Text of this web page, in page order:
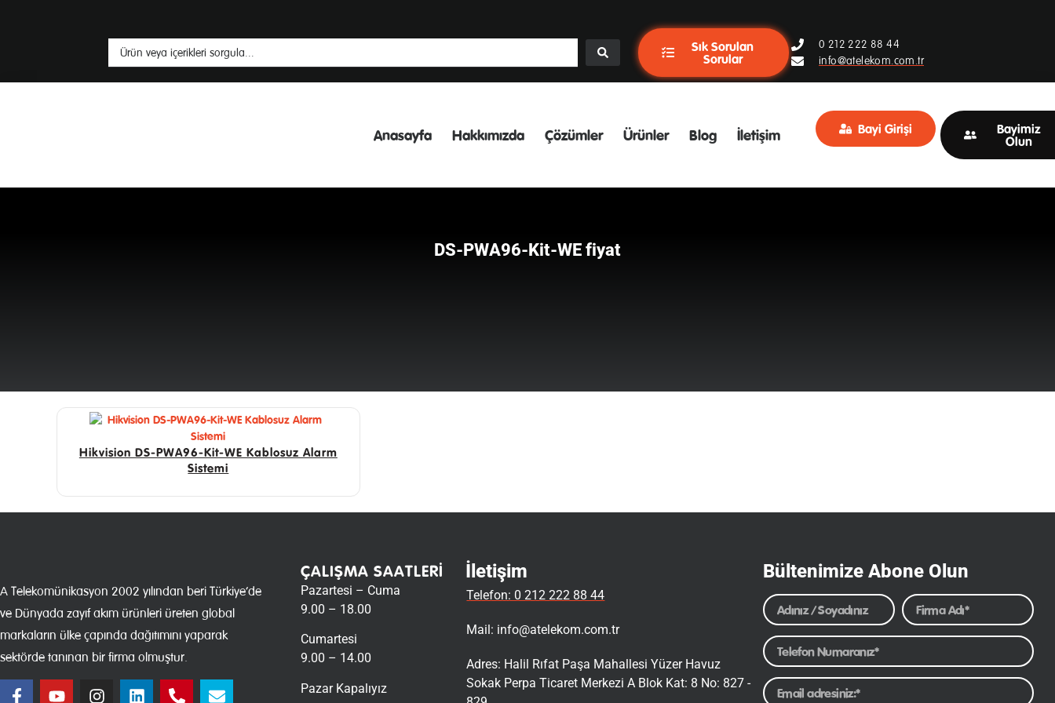
Sık Sorulan
Sorular
0 212 222 88 44
info@atelekom.com.tr
Anasayfa Hakkımızda Çözümler Ürünler Blog İletişim Bayi Girişi
Bayimiz
Olun
DS-PWA96-Kit-WE fiyat
Hikvision DS-PWA96-Kit-WE Kablosuz Alarm
Sistemi
A Telekomünikasyon 2002 yılından beri Türkiye’de
ve Dünyada zayıf akım ürünleri üreten global
markaların ülke çapında dağıtımını yaparak
sektörde tanınan bir firma olmuştur.
ÇALIŞMA SAATLERI
Pazartesi – Cuma
9.00 – 18.00
Cumartesi
9.00 – 14.00
Pazar Kapalıyız
İletişim
Telefon: 0 212 222 88 44
Mail: info@atelekom.com.tr
Adres: Halil Rıfat Paşa Mahallesi Yüzer Havuz
Sokak Perpa Ticaret Merkezi A Blok Kat: 8 No: 827 -
Bültenimize Abone Olun